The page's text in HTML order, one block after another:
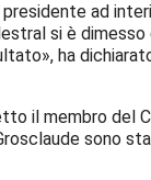
presidente ad
si è
ha
il membro
sono